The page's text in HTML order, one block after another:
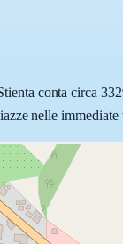
conta circa
nelle immediate